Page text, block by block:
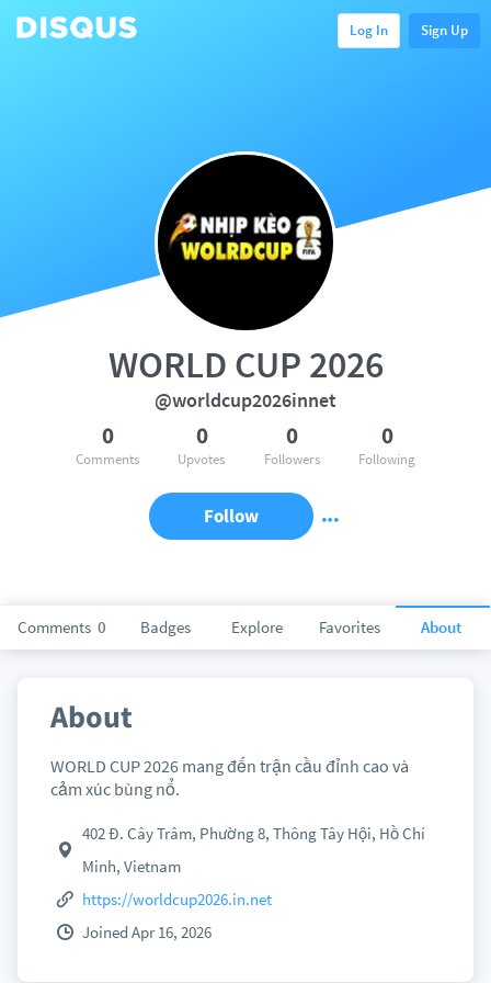
Log In Sign Up
Comments 0 Badges Explore Favorites About
WORLD CUP 2026
@worldcup2026innet
0
Comments
0
Upvotes
0
Followers
0
Following
Follow
About
WORLD CUP 2026 mang đến trận cầu đỉnh cao và
cảm xúc bùng nổ.
402 Đ. Cây Trâm, Phường 8, Thông Tây Hội, Hồ Chí
Minh, Vietnam
https://worldcup2026.in.net
Joined Apr 16, 2026